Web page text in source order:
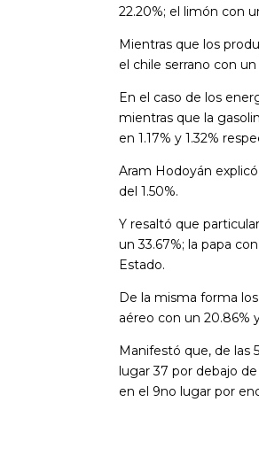
22.20%; el limón con
Mientras que los
el chile serrano con
En el caso de los
mientras que la
en 1.17% y 1.32%
Aram Hodoyán
del 1.50%.
Y resaltó que
un 33.67%; la papa
Estado.
De la misma forma
aéreo con un 20.86%
Manifestó que, de las
lugar 37 por debajo
en el 9no lugar por